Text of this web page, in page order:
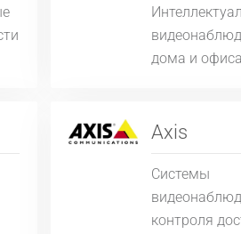
дома и офиса
Axis
Системы
контроля